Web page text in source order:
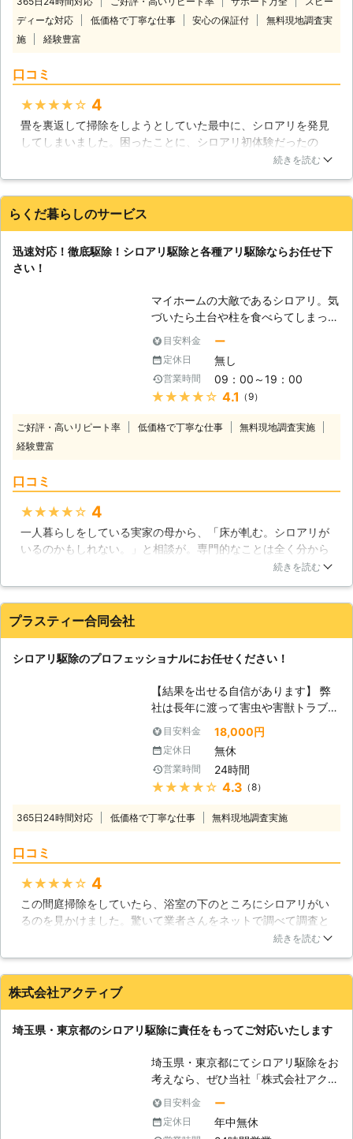
験豊富な当社では、丁寧なサービスと
高品質な薬剤使用で、お客様に満足い
ためにこれからも精進してまいります
ご安心いただくため、大手保険会社と
の協力により、5年間の安心保証をお
まな害虫・害獣駆除にご対応】 シロ
ロアリ全般 ・ゴキブリ ・チョウバエ
・ダニ ・ノミ ・ネズミ ・ハクビシン
・コウモリ ・ハト これらの被害でお
悩みなら、今すぐ当社までお電話をお
待ちしております。
ディーな対応
低価格で丁寧な仕事 安心の保証付
無料現地調査実
施
経験豊富
口コミ
★★★★★ 4
畳を裏返して掃除をしようとしていた最中に、シロアリを発見
してしまいました。困ったことに、シロアリ初体験だったの
で、どこに連絡すればよいか分からず生活110番をにらめっこ
たので安心してお願いする事が出来ました！実際の作業では、
時間もさほど掛からず、駆除だけでなく予防対策もして頂けた
千葉県
続きを読む
らくだ暮らしのサービス
迅速対応！徹底駆除！シロアリ駆除と各種アリ駆除ならお任せ下
さい！
マイホームの大敵であるシロアリ。気
づいたら土台や柱を食べらてしまって
いた、そんなご相談も多く寄せられま
す。シロアリを見つけたらすぐに株式
会社Rグループまでお問い合わせ下さ
い。 すぐに駆けつけて徹底的にシロ
アリ駆除を行い、大切なマイホームを
の様々な作業に対応しています】 シ
リ駆除の関する様々な作業に専門スタ
ッフが丁寧に対応します。また、シロ
アリ被害の有無を調べる調査も承って
安を一刻も早く取り除きます。料金に
見積りを行い、スタッフがしっかりと
詳細をご説明いたします。できる限り
リーズナブルな施工方法をご提案させ
ていただきますので、それらの内容に
ご納得いただいてから安心してご依頼
いただけます。
目安料金 ー
定休日 無し
営業時間 09：00～19：00
★★★★★ 4.1 （9）
ご好評・高いリピート率 低価格で丁寧な仕事
無料現地調査実施
経験豊富
口コミ
★★★★★ 4
一人暮らしをしている実家の母から、「床が軋む。シロアリが
いるのかもしれない。」と相談が。専門的なことは全く分から
ないので、こちらに相談させていただきました。一日でも早く
うので私も立ち会わせていただきましたが、作業の内容などの
説明もとても丁寧で、安心してお任せすることができました。
す。
2016年12月22日
続きを読む
プラスティー合同会社
シロアリ駆除のプロフェッショナルにお任せください！
【結果を出せる自信があります】 弊
社は長年に渡って害虫や害獣トラブル
を解決してきた実績がございます！シ
ロアリについての知識はもちろんです
が、薬剤に対する知識も豊富に持ち合
わせておりますので、安心してお任せ
頂けます。シロアリ駆除の方法は様々
ことでシロアリを一網打尽にすること
り、床下や建物の中、あるいは外にあ
る木材に穴をあけて薬剤を散布すると
いう方法です。床下の土にもこうした
薬剤を吹きつける場合があります。薬
剤の臭いが少し気になるという方もい
というメリットがあります。 【ベイ
ト工法】 この方法では地中に埋める
ステーションと呼ばれる薬剤の入った
エサを用意します。シロアリがこのエ
サを食べたり、巣に持ち帰って仲間に
食べさせることによってシロアリは巣
ごと全滅します。駆除するまでの時間
目安料金 18,000円
定休日 無休
営業時間 24時間
★★★★★ 4.3 （8）
365日24時間対応 低価格で丁寧な仕事 無料現地調査実施
口コミ
★★★★★ 4
この間庭掃除をしていたら、浴室の下のところにシロアリがい
るのを見かけました。驚いて業者さんをネットで調べて調査と
駆除に来て頂くことにしました。こちらの業者さんは、シロア
ロアリを見かけることもなくなりました。また機会がありまし
たらお願いします。
東京都 板橋区 2016年12月18日
続きを読む
株式会社アクティブ
埼玉県・東京都のシロアリ駆除に責任をもってご対応いたします
埼玉県・東京都にてシロアリ駆除をお
考えなら、ぜひ当社「株式会社アクテ
ィブ」にお任せください。お客様のご
状況にあわせた最適な施工・親切丁寧
なサービスをさせていただきます。
目安料金 ー
定休日 年中無休